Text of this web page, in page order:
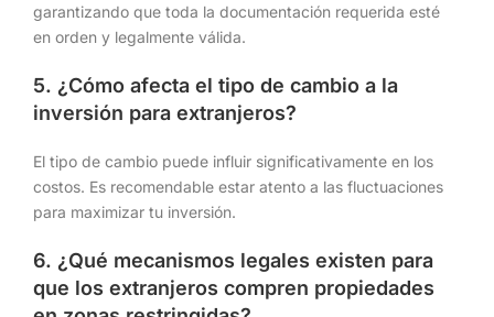
garantizando que toda la documentación requerida esté
en orden y legalmente válida.
5. ¿Cómo afecta el tipo de cambio a la
inversión para extranjeros?
El tipo de cambio puede influir significativamente en los
costos. Es recomendable estar atento a las fluctuaciones
para maximizar tu inversión.
6. ¿Qué mecanismos legales existen para
que los extranjeros compren propiedades